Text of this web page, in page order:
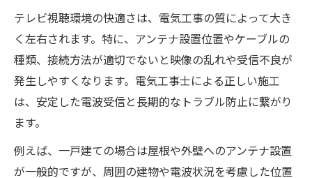
テレビ視聴環境の快適さは、電気工事の質によって大き
く左右されます。特に、アンテナ設置位置やケーブルの
種類、接続方法が適切でないと映像の乱れや受信不良が
発生しやすくなります。電気工事士による正しい施工
は、安定した電波受信と長期的なトラブル防止に繋がり
ます。
例えば、一戸建ての場合は屋根や外壁へのアンテナ設置
が一般的ですが、周囲の建物や電波状況を考慮した位置